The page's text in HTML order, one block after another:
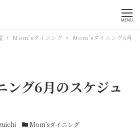
MENU
Mom’sダイニング
Mom’sダイニング6月
ング6月のスケジュ
カテゴリー
Mom'sダイニング